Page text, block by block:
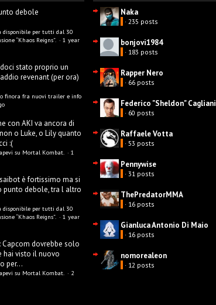
debole
disponibile per tutti dal 30
“Khaos Reigns”. · 1 year
stato proprio un
revenant (per ora)
finora fra nuovi trailer e info
con AKI va ancora di
o Luke, o Lily quanto
:(
su Mortal Kombat. · 1
è fortissimo ma si
debole, tra l altro
disponibile per tutti dal 30
“Khaos Reigns”. · 1 year
Capcom dovrebbe solo
hai visto il nuovo
per...
su Mortal Kombat. · 2
Naka
· 235 posts
bonjovi1984
· 183 posts
Rapper Nero
· 66 posts
Federico "Sheldon" Cagliani
· 60 posts
Raffaele Votta
· 53 posts
Pennywise
· 31 posts
ThePredatorMMA
· 16 posts
Gianluca Antonio Di Maio
· 16 posts
nomorealeon
· 12 posts